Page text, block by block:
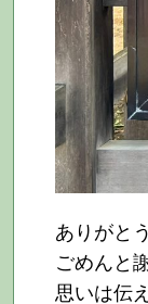
ありがと
ごめんと
思いは伝